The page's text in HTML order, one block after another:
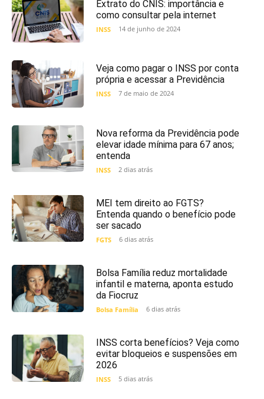
Extrato do CNIS: importância e
como consultar pela internet
INSS 14 de junho de 2024
Veja como pagar o INSS por conta
própria e acessar a Previdência
INSS 7 de maio de 2024
Nova reforma da Previdência pode
elevar idade mínima para 67 anos;
entenda
INSS 2 dias atrás
MEI tem direito ao FGTS?
Entenda quando o benefício pode
ser sacado
FGTS 6 dias atrás
Bolsa Família reduz mortalidade
infantil e materna, aponta estudo
da Fiocruz
Bolsa Família 6 dias atrás
INSS corta benefícios? Veja como
evitar bloqueios e suspensões em
2026
INSS 5 dias atrás